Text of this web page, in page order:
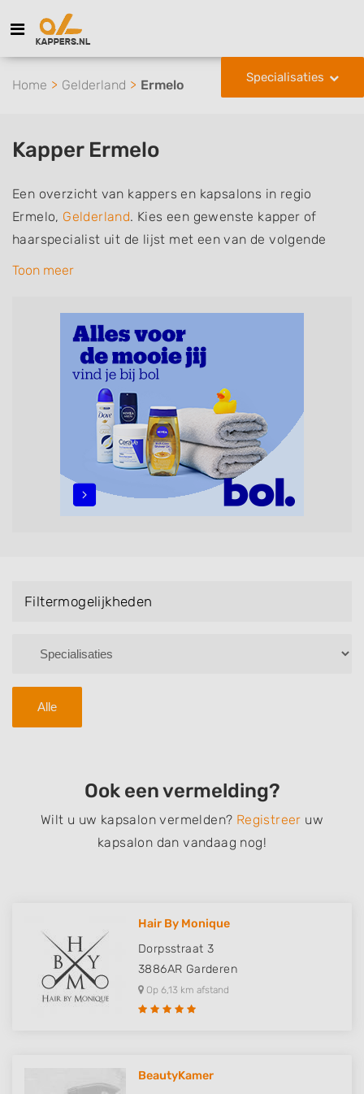
Specialisaties
Home Gelderland Ermelo
Kapper Ermelo
Een overzicht van kappers en kapsalons in regio
Ermelo, Gelderland. Kies een gewenste kapper of
haarspecialist uit de lijst met een van de volgende
specialisaties of aantekeningen: mannen of
zonder afspraak terecht kunt. De vermelde kappers
kunnen uw haren wassen, knippen, föhnen en kleuren,
maar ook helpen met extensions, balyage, invlechten,
opsteken, weave, een keratinebehandeling, een
permanent, een bruidkapsel, make-up & visagie,
epileren, schoonheidsbehandelingen, het trimmen van
een baard en pruiken. U kunt de zoekresultaten
filteren met behulp van de specialisatie filter en u
Toon meer
Filtermogelijkheden
Alle
Ook een vermelding?
Wilt u uw kapsalon vermelden? Registreer uw
kapsalon dan vandaag nog!
Hair By Monique
Dorpsstraat 3
3886AR Garderen
Op 6,13 km afstand
BeautyKamer